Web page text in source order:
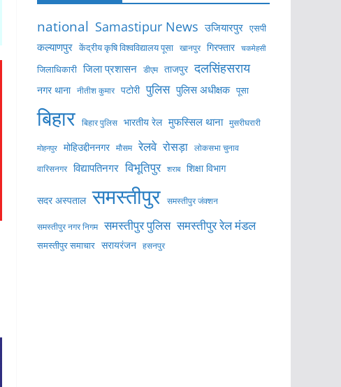
national Samastipur News उजियारपुर एसपी
कल्याणपुर केंद्रीय कृषि विश्वविद्यालय पूसा खानपुर गिरफ्तार चकमेहसी
जिलाधिकारी जिला प्रशासन डीएम ताजपुर दलसिंहसराय
नगर थाना नीतीश कुमार पटोरी पुलिस पुलिस अधीक्षक पूसा
बिहार बिहार पुलिस भारतीय रेल मुफस्सिल थाना मुसरीघरारी
मोहनपुर मोहिउद्दीननगर मौसम रेलवे रोसड़ा लोकसभा चुनाव
वारिसनगर विद्यापतिनगर विभूतिपुर शराब शिक्षा विभाग
सदर अस्पताल समस्तीपुर समस्तीपुर जंक्शन
समस्तीपुर नगर निगम समस्तीपुर पुलिस समस्तीपुर रेल मंडल
समस्तीपुर समाचार सरायरंजन हसनपुर